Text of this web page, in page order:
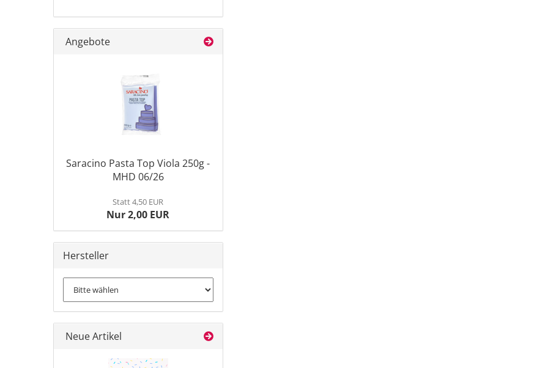
Angebote
Saracino Pasta Top Viola 250g -
MHD 06/26
Statt 4,50 EUR
Nur 2,00 EUR
Hersteller
Neue Artikel